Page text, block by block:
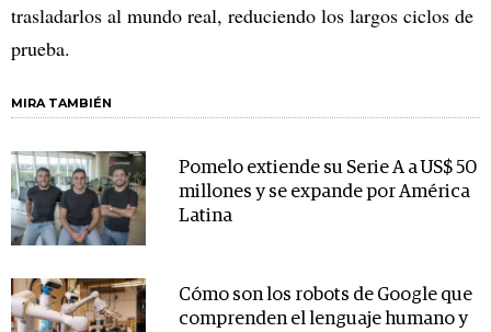
trasladarlos al mundo real, reduciendo los largos ciclos de
prueba.
MIRA TAMBIÉN
Pomelo extiende su Serie A a US$ 50
millones y se expande por América
Latina
Cómo son los robots de Google que
comprenden el lenguaje humano y